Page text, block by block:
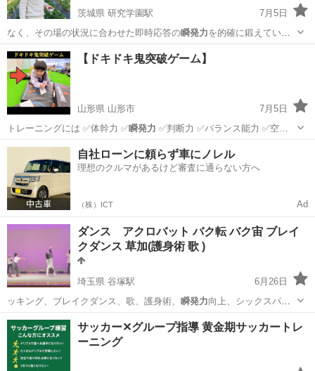
茨城県 研究学園駅
7月5日
なく、その場の状況に合わせた即時応答の瞬発力を的確に鍛えていた
だけます。リアルな掛…
茨城 つくば市 研究学園駅 英会話 子ども
【ドキドキ鬼突破ゲーム】
山形県 山形市
7月5日
トレーニングには ✅体幹力 ✅瞬発力 ✅判断力 ✅バランス能力 ✅空…
山形 山形市 体操 体幹
自社ローンに頼らず車にノレル
理想のクルマがあるけど審査に通らない方へ
（株）ICT Ad
ダンス アクロバット バク転 バク宙 ブレイ
クダンス 草加(護身術 歌 )
埼玉県 谷塚駅
6月26日
ッキング、ブレイクダンス、歌、護身術、 瞬発力向上、シックスパッ
クなど、健康的でカッ…
埼玉 草加市 その他 アクロバット
サッカー✕グループ指導 黄金期サッカートレ
ーニング